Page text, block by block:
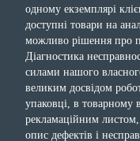
одному екземплярі
доступні товари на
можливо рішення про
Діагностика
силами нашого
великим досвідом
упаковці, в товарному
рекламаційним
опис дефектів і